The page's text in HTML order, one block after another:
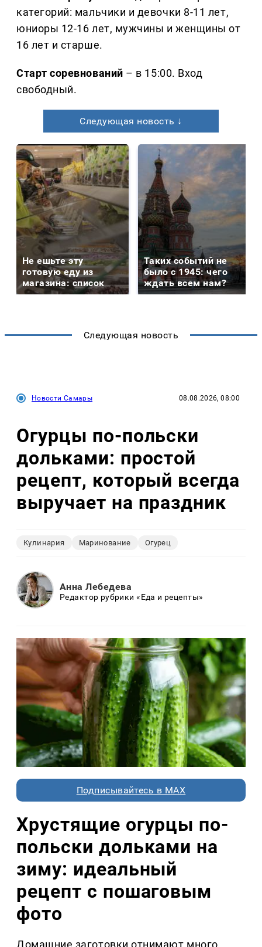
категорий: мальчики и девочки 8-11 лет,
юниоры 12-16 лет, мужчины и женщины от
16 лет и старше.
Старт соревнований – в 15:00. Вход
свободный.
Следующая новость ↓
Не ешьте эту
готовую еду из
магазина: список
Таких событий не
было с 1945: чего
ждать всем нам?
Следующая новость
Новости Самары 08.08.2026, 08:00
Огурцы по‑польски
дольками: простой
рецепт, который всегда
выручает на праздник
Кулинария Маринование Огурец
Анна Лебедева
Редактор рубрики «Еда и рецепты»
Подписывайтесь в MAX
Хрустящие огурцы по-
польски дольками на
зиму: идеальный
рецепт с пошаговым
фото